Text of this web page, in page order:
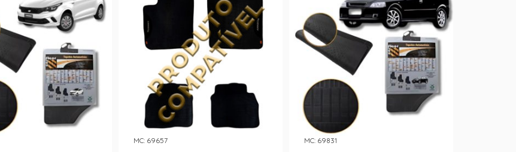
MC: 69657 MC: 69831